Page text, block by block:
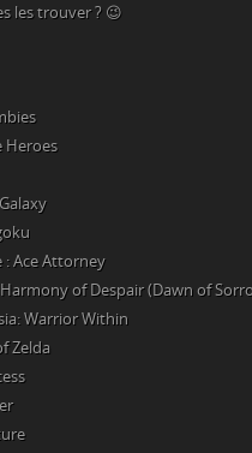
les trouver ? 😉
Heroes
: Ace Attorney
of Despair (Dawn of
Warrior Within
Zelda